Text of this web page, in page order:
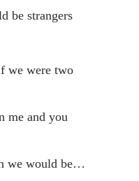
be strangers
we were two
me and you
we would be…